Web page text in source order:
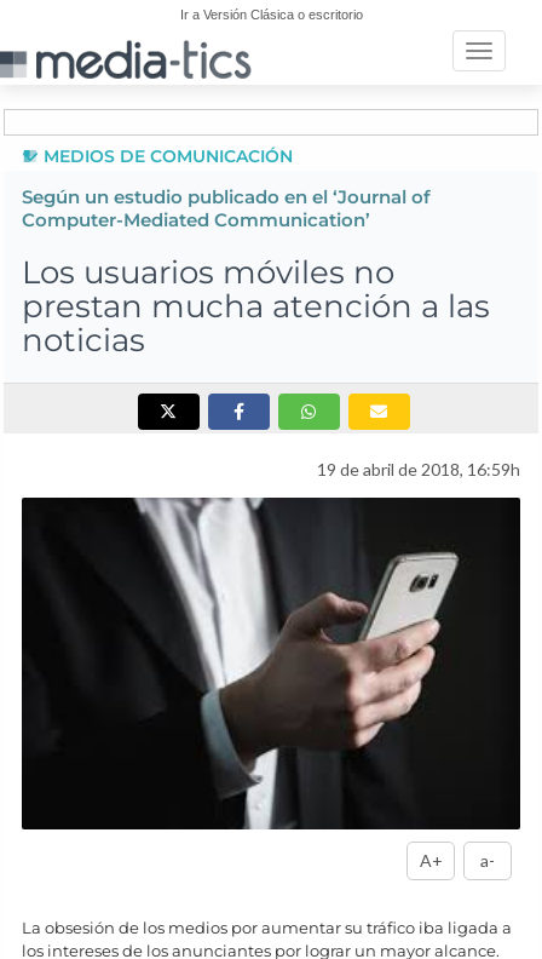
Ir a Versión Clásica o escritorio
Toggle
MEDIOS DE COMUNICACIÓN
Según un estudio publicado en el ‘Journal of
Computer-Mediated Communication’
Los usuarios móviles no
prestan mucha atención a las
noticias
19 de abril de 2018, 16:59h
A+ a-
La obsesión de los medios por aumentar su tráfico iba ligada a
los intereses de los anunciantes por lograr un mayor alcance.